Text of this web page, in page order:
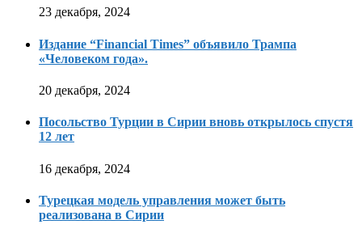
23 декабря, 2024
Издание “Financial Times” объявило Трампа
«Человеком года».
20 декабря, 2024
Посольство Турции в Сирии вновь открылось спустя
12 лет
16 декабря, 2024
Турецкая модель управления может быть
реализована в Сирии